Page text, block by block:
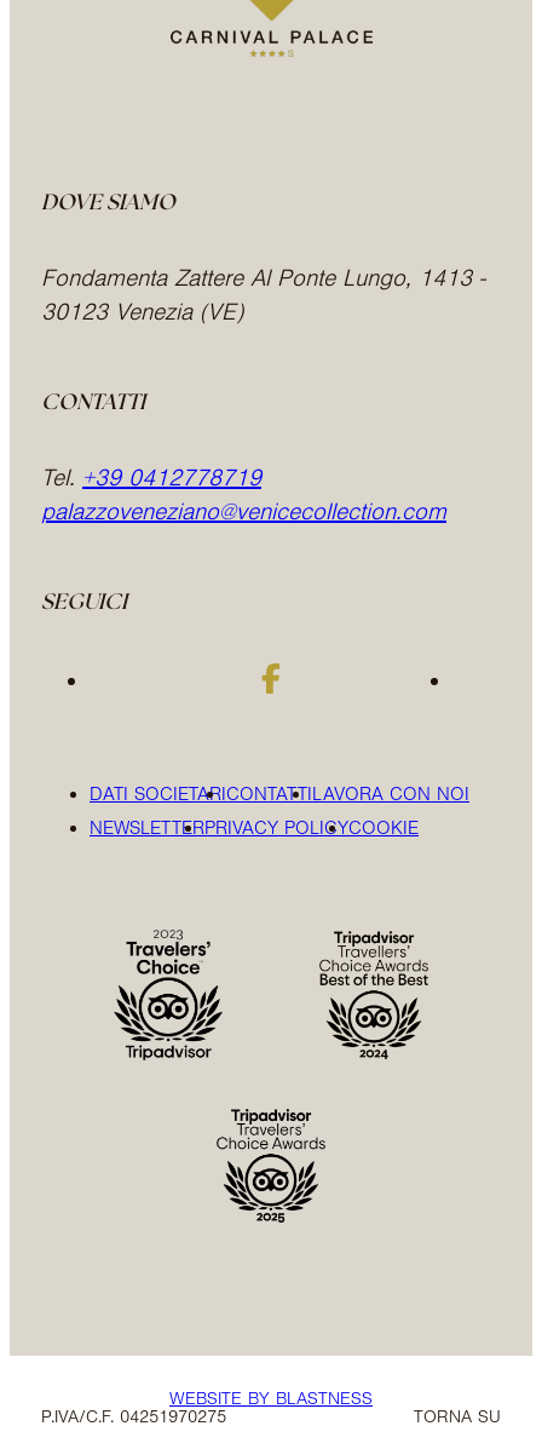
DOVE SIAMO
Fondamenta Zattere Al Ponte Lungo, 1413 -
30123 Venezia (VE)
CONTATTI
Tel. +39 0412778719
palazzoveneziano@venicecollection.com
SEGUICI
DATI SOCIETARICONTATTILAVORA CON NOI
NEWSLETTERPRIVACY POLICYCOOKIE
P.IVA/C.F. 04251970275
WEBSITE BY BLASTNESS
TORNA SU